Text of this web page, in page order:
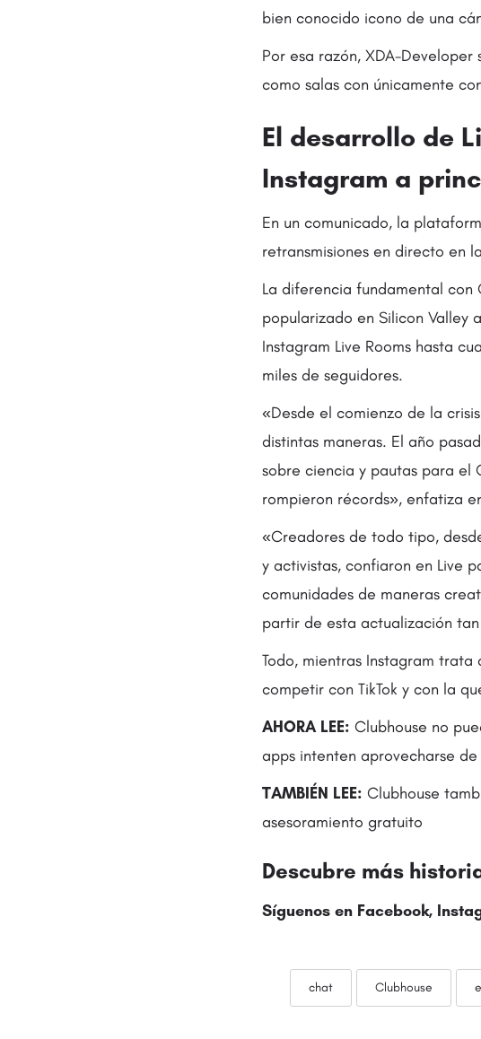
bien conocido icono de una
Por esa razón, XDA-
como salas con únicamente
El desarrollo de
Instagram a
En un comunicado, la
retransmisiones en directo en
La diferencia fundamental con
popularizado en Silicon Valley
Instagram Live Rooms hasta
miles de seguidores.
«Desde el comienzo de la
distintas maneras. El año
sobre ciencia y pautas para el
rompieron récords», enfatiza
«Creadores de todo tipo,
y activistas, confiaron en Live
comunidades de maneras
partir de esta actualización
Todo, mientras Instagram
competir con TikTok y con la
AHORA LEE: Clubhouse no
apps intenten aprovecharse
TAMBIÉN LEE: Clubhouse
asesoramiento gratuito
Descubre más
Síguenos en Facebook,
chat Clubhouse